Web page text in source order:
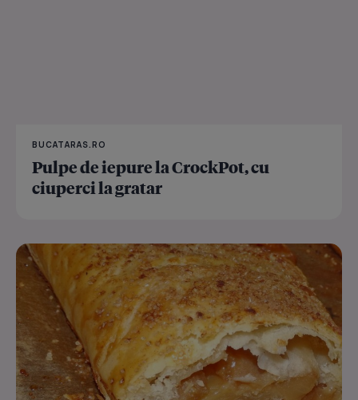
BUCATARAS.RO
Pulpe de iepure la CrockPot, cu
ciuperci la gratar